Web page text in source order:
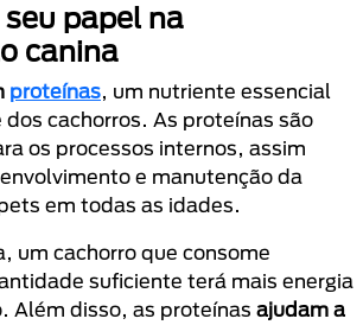
papel na
canina
proteínas, um nutriente essencial
cachorros. As proteínas são
os processos internos, assim
e manutenção da
em todas as idades.
um cachorro que consome
suficiente terá mais energia
Além disso, as proteínas ajudam a